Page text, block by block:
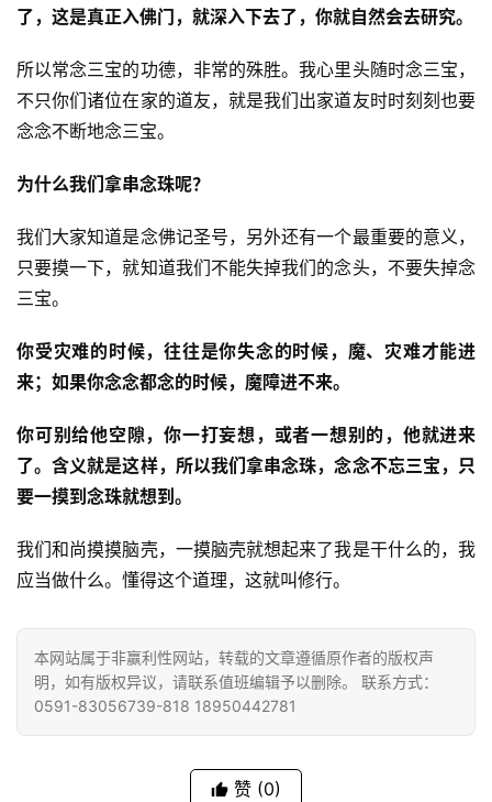
慈
佛
教
物
寺
院
巡
视
纪
录
佛
教
政
登录
了，这是真正入佛门，就深入下去了，你就自然会去研究。
所以常念三宝的功德，非常的殊胜。我心里头随时念三宝，
不只你们诸位在家的道友，就是我们出家道友时时刻刻也要
念念不断地念三宝。
为什么我们拿串念珠呢？
我们大家知道是念佛记圣号，另外还有一个最重要的意义，
只要摸一下，就知道我们不能失掉我们的念头，不要失掉念
三宝。
你受灾难的时候，往往是你失念的时候，魔、灾难才能进
来；如果你念念都念的时候，魔障进不来。
你可别给他空隙，你一打妄想，或者一想别的，他就进来
了。含义就是这样，所以我们拿串念珠，念念不忘三宝，只
要一摸到念珠就想到。
我们和尚摸摸脑壳，一摸脑壳就想起来了我是干什么的，我
应当做什么。懂得这个道理，这就叫修行。
本网站属于非赢利性网站，转载的文章遵循原作者的版权声
明，如有版权异议，请联系值班编辑予以删除。 联系方式：
0591-83056739-818 18950442781
赞 (0)